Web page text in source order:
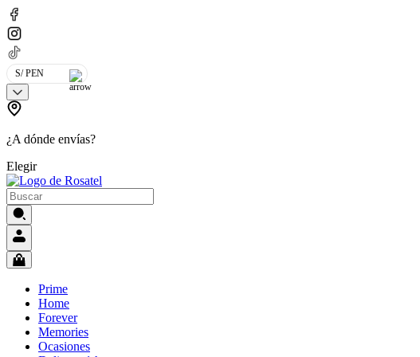
S/ PEN
¿A dónde envías?
Elegir
Prime
Home
Forever
Memories
Ocasiones